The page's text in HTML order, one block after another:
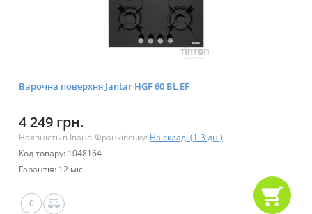
Варочна поверхня Jantar HGF 60 BL EF
4 249 грн.
Наявність в Івано-Франківську: На складі (1-3 дні)
Код товару: 1048164
Гарантія: 12 міс.
0